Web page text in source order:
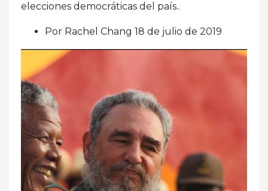
elecciones democráticas del país..
Por Rachel Chang 18 de julio de 2019